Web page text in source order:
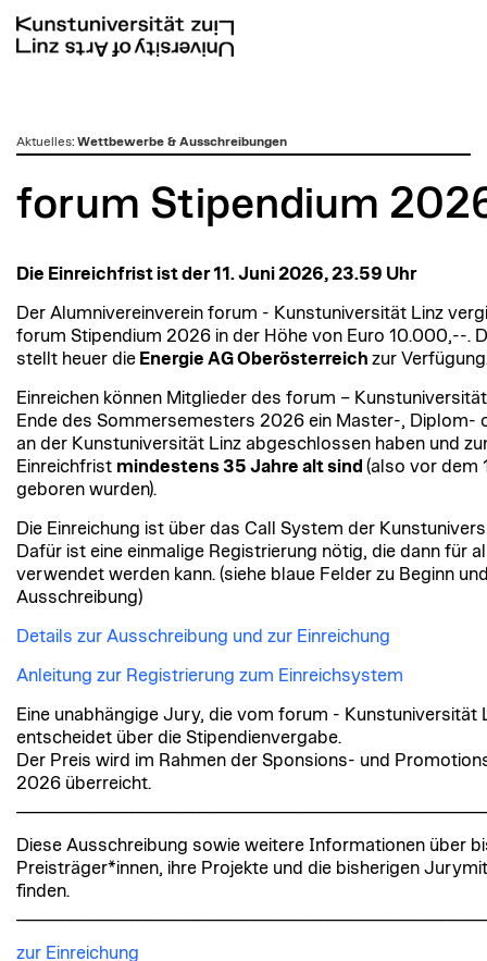
zumAktuelles: Wettbewerbe & Ausschreibungen
forum Stipendium
Die Einreichfrist ist der 11. Juni 2026, 23.59 Uhr
Der Alumnivereinverein forum - Kunstuniversität Linz
forum Stipendium 2026 in der Höhe von Euro 10.000,--.
stellt heuer die Energie AG Oberösterreich zur
Einreichen können Mitglieder des forum –
Ende des Sommersemesters 2026 ein Master-, Diplom-
an der Kunstuniversität Linz abgeschlossen haben und
Einreichfrist mindestens 35 Jahre alt sind (also vor dem
geboren wurden).
Die Einreichung ist über das Call System der
Dafür ist eine einmalige Registrierung nötig, die dann für
verwendet werden kann. (siehe blaue Felder zu Beginn
Ausschreibung)
Details zur Ausschreibung und zur Einreichung
Anleitung zur Registrierung zum Einreichsystem
Eine unabhängige Jury, die vom forum - Kunstuniversität
entscheidet über die Stipendienvergabe.
Der Preis wird im Rahmen der Sponsions- und
2026 überreicht.
Diese Ausschreibung sowie weitere Informationen über
Preisträger*innen, ihre Projekte und die bisherigen
finden.
zur Einreichung